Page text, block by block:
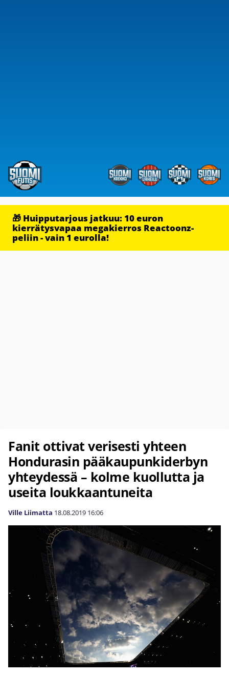
🎁 Huipputarjous jatkuu: 10 euron
kierrätysvapaa megakierros Reactoonz-
peliin - vain 1 eurolla!
Fanit ottivat verisesti yhteen
Hondurasin pääkaupunkiderbyn
yhteydessä – kolme kuollutta ja
useita loukkaantuneita
Ville Liimatta 18.08.2019 16:06